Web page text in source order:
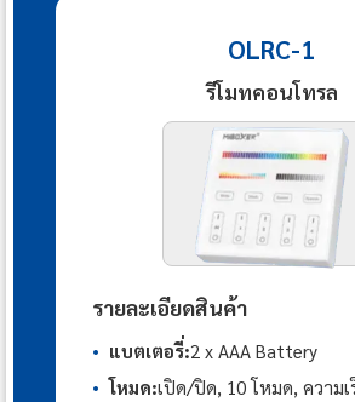
OLRC-1
รีโมทคอนโทรล
รายละเอียดสินค้า
• แบตเตอรี่:2 x AAA Battery
• โหมด:เปิด/ปิด, 10 โหมด, ความ